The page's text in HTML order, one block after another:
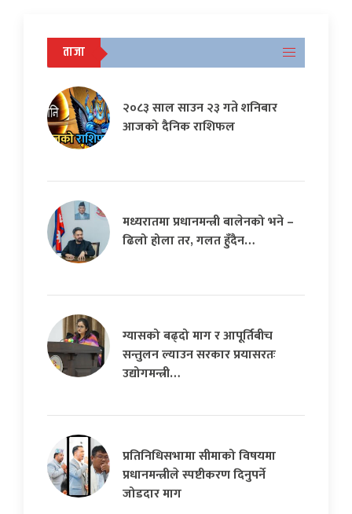
ताजा
२०८३ साल साउन २३ गते शनिबार
आजको दैनिक राशिफल
मध्यरातमा प्रधानमन्त्री बालेनको भने –
ढिलो होला तर, गलत हुँदैन…
ग्यासको बढ्दो माग र आपूर्तिबीच
सन्तुलन ल्याउन सरकार प्रयासरतः
उद्योगमन्त्री…
प्रतिनिधिसभामा सीमाको विषयमा
प्रधानमन्त्रीले स्पष्टीकरण दिनुपर्ने
जोडदार माग